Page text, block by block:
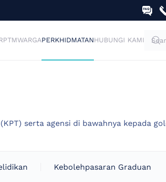
WARGAPERKHIDMATANHUBUNGI KAMI
serta agensi di bawahnya kepada
Kebolehpasaran Graduan